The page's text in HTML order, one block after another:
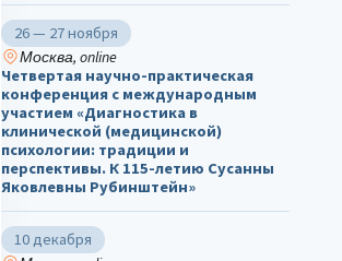
26 — 27 ноября
Москва, online
Четвертая научно-практическая
конференция с международным
участием «Диагностика в
клинической (медицинской)
психологии: традиции и
перспективы. К 115-летию Сусанны
Яковлевны Рубинштейн»
10 декабря